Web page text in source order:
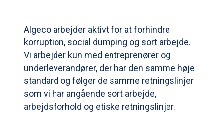
Algeco arbejder aktivt for at forhindre
korruption, social dumping og sort arbejde.
Vi arbejder kun med entreprenører og
underleverandører, der har den samme høje
standard og følger de samme retningslinjer
som vi har angående sort arbejde,
arbejdsforhold og etiske retningslinjer.